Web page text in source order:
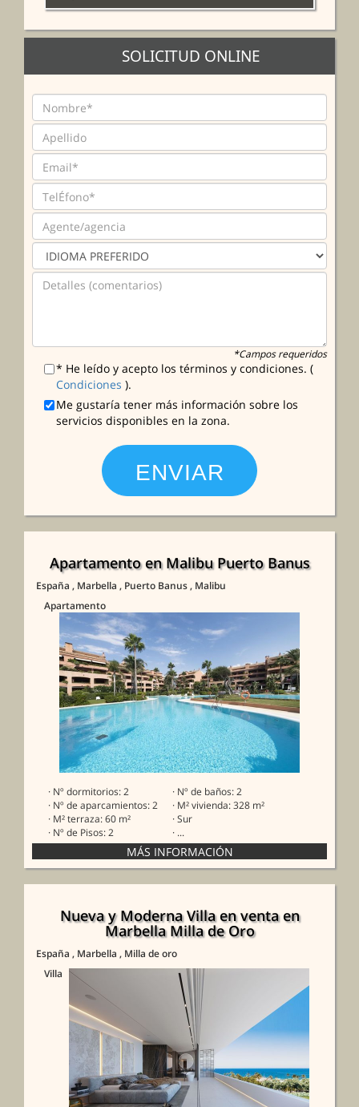
SOLICITUD ONLINE
*Campos requeridos
* He leído y acepto los términos y condiciones. (
Condiciones ).
Me gustaría tener más información sobre los
servicios disponibles en la zona.
Apartamento en Malibu Puerto Banus
España , Marbella , Puerto Banus, Malibu
Apartamento
· Nº dormitorios: 2
· Nº de baños: 2
· Nº de aparcamientos: 2
· M² vivienda: 328 m²
· M² terraza: 60 m²
· Sur
· Nº de Pisos: 2
· ...
Nueva y Moderna Villa en venta en
Marbella Milla de Oro
España , Marbella , Milla de oro
Villa